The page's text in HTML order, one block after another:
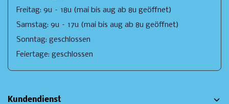
Freitag: 9u – 18u (mai bis aug ab 8u geöffnet)
Samstag: 9u – 17u (mai bis aug ab 8u geöffnet)
Sonntag: geschlossen
Feiertage: geschlossen
Kundendienst